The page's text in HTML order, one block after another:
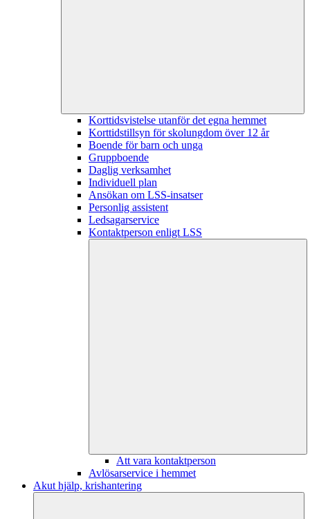
Korttidsvistelse utanför det egna hemmet
Korttidstillsyn för skolungdom över 12 år
Boende för barn och unga
Gruppboende
Daglig verksamhet
Individuell plan
Ansökan om LSS-insatser
Personlig assistent
Ledsagarservice
Kontaktperson enligt LSS
Att vara kontaktperson
Avlösarservice i hemmet
Akut hjälp, krishantering